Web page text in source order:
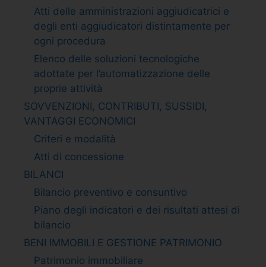
Atti delle amministrazioni aggiudicatrici e
degli enti aggiudicatori distintamente per
ogni procedura
Elenco delle soluzioni tecnologiche
adottate per l’automatizzazione delle
proprie attività
SOVVENZIONI, CONTRIBUTI, SUSSIDI,
VANTAGGI ECONOMICI
Criteri e modalità
Atti di concessione
BILANCI
Bilancio preventivo e consuntivo
Piano degli indicatori e dei risultati attesi di
bilancio
BENI IMMOBILI E GESTIONE PATRIMONIO
Patrimonio immobiliare